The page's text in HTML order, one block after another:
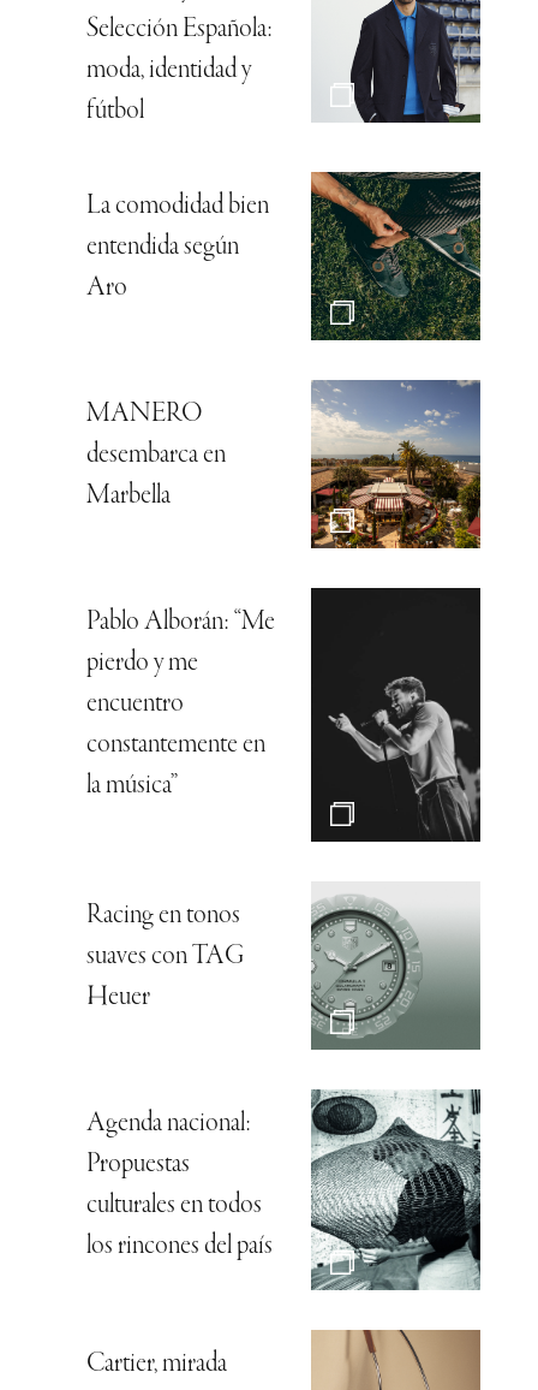
Selección Española:
moda, identidad y
fútbol
La comodidad bien
entendida según
Aro
MANERO
desembarca en
Marbella
Pablo Alborán: “Me
pierdo y me
encuentro
constantemente en
la música”
Racing en tonos
suaves con TAG
Heuer
Agenda nacional:
Propuestas
culturales en todos
los rincones del país
Cartier, mirada